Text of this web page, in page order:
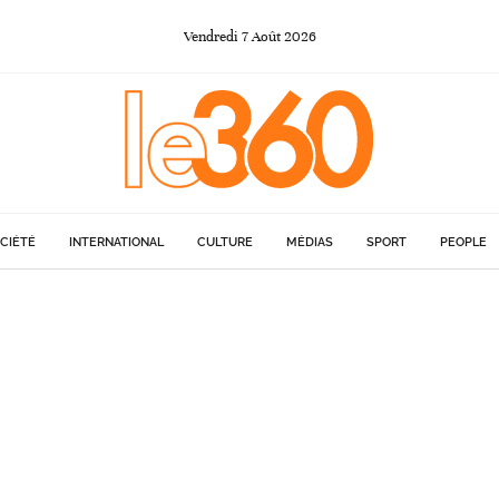
Vendredi 7Août 2026
INTERNATIONAL CULTURE MÉDIAS SPORT PEOPLE